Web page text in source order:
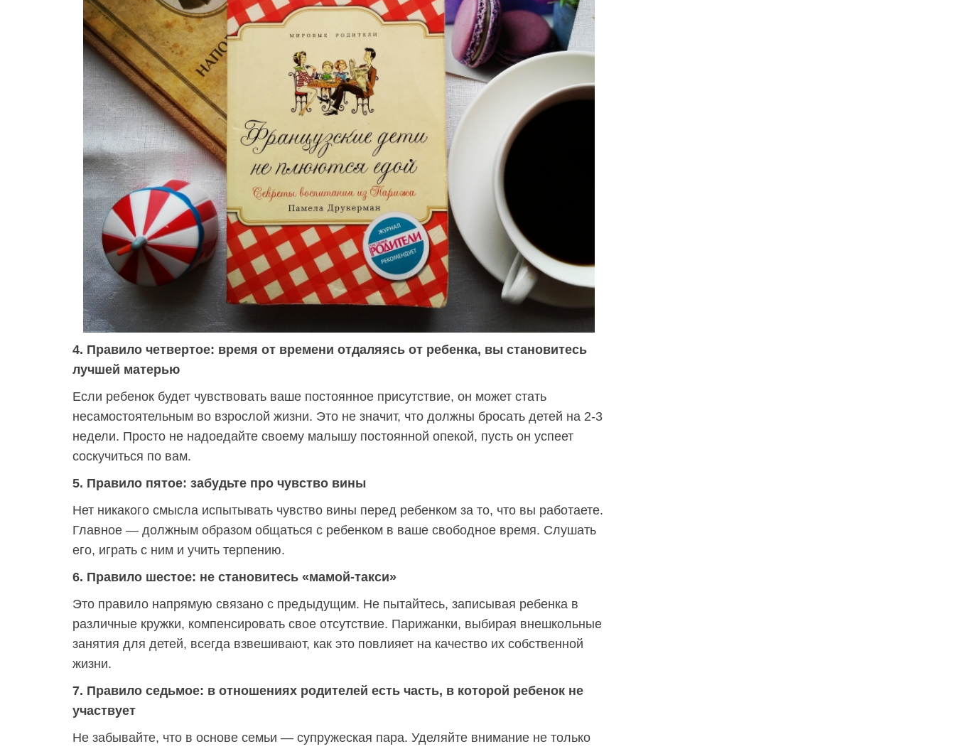
4. Правило четвертое: время от времени отдаляясь от ребенка, вы становитесь
лучшей матерью
Если ребенок будет чувствовать ваше постоянное присутствие, он может стать
несамостоятельным во взрослой жизни. Это не значит, что должны бросать детей на 2-3
недели. Просто не надоедайте своему малышу постоянной опекой, пусть он успеет
соскучиться по вам.
5. Правило пятое: забудьте про чувство вины
Нет никакого смысла испытывать чувство вины перед ребенком за то, что вы работаете.
Главное — должным образом общаться с ребенком в ваше свободное время. Слушать
его, играть с ним и учить терпению.
6. Правило шестое: не становитесь «мамой-такси»
Это правило напрямую связано с предыдущим. Не пытайтесь, записывая ребенка в
различные кружки, компенсировать свое отсутствие. Парижанки, выбирая внешкольные
занятия для детей, всегда взвешивают, как это повлияет на качество их собственной
жизни.
7. Правило седьмое: в отношениях родителей есть часть, в которой ребенок не
участвует
Не забывайте, что в основе семьи — супружеская пара. Уделяйте внимание не только